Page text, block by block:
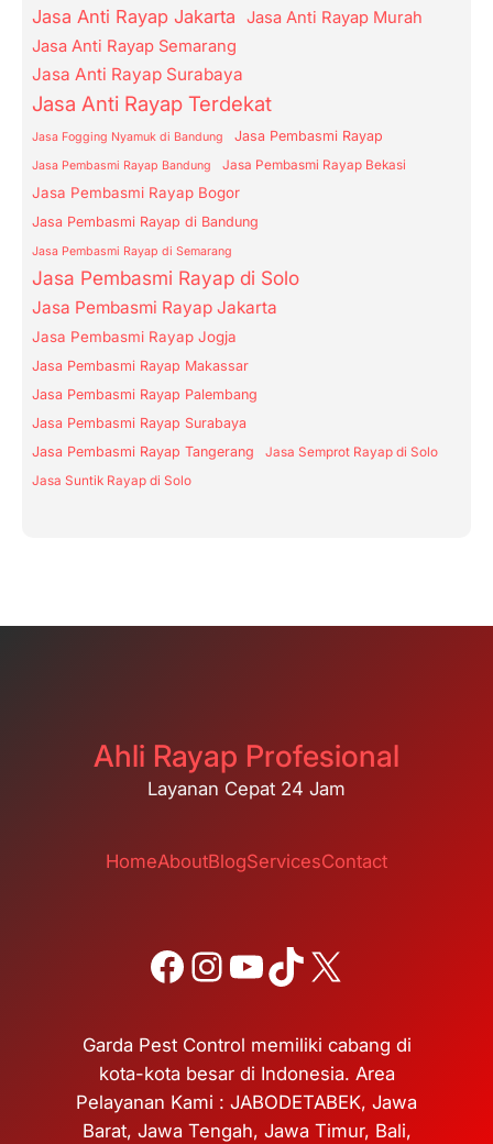
Jasa Anti Rayap Jakarta
Jasa Anti Rayap Murah
Jasa Anti Rayap Semarang
Jasa Anti Rayap Surabaya
Jasa Anti Rayap Terdekat
Jasa Fogging Nyamuk di Bandung Jasa Pembasmi Rayap
Jasa Pembasmi Rayap Bandung Jasa Pembasmi Rayap Bekasi
Jasa Pembasmi Rayap Bogor
Jasa Pembasmi Rayap di Bandung
Jasa Pembasmi Rayap di Semarang
Jasa Pembasmi Rayap di Solo
Jasa Pembasmi Rayap Jakarta
Jasa Pembasmi Rayap Jogja
Jasa Pembasmi Rayap Makassar
Jasa Pembasmi Rayap Palembang
Jasa Pembasmi Rayap Surabaya
Jasa Pembasmi Rayap Tangerang
Jasa Semprot Rayap di Solo
Jasa Suntik Rayap di Solo
Ahli Rayap Profesional
Layanan Cepat 24 Jam
HomeAboutBlogServicesContact
Facebook
Instagram
YouTube
TikTok
X
Garda Pest Control memiliki cabang di
kota-kota besar di Indonesia. Area
Pelayanan Kami : JABODETABEK, Jawa
Barat, Jawa Tengah, Jawa Timur, Bali,